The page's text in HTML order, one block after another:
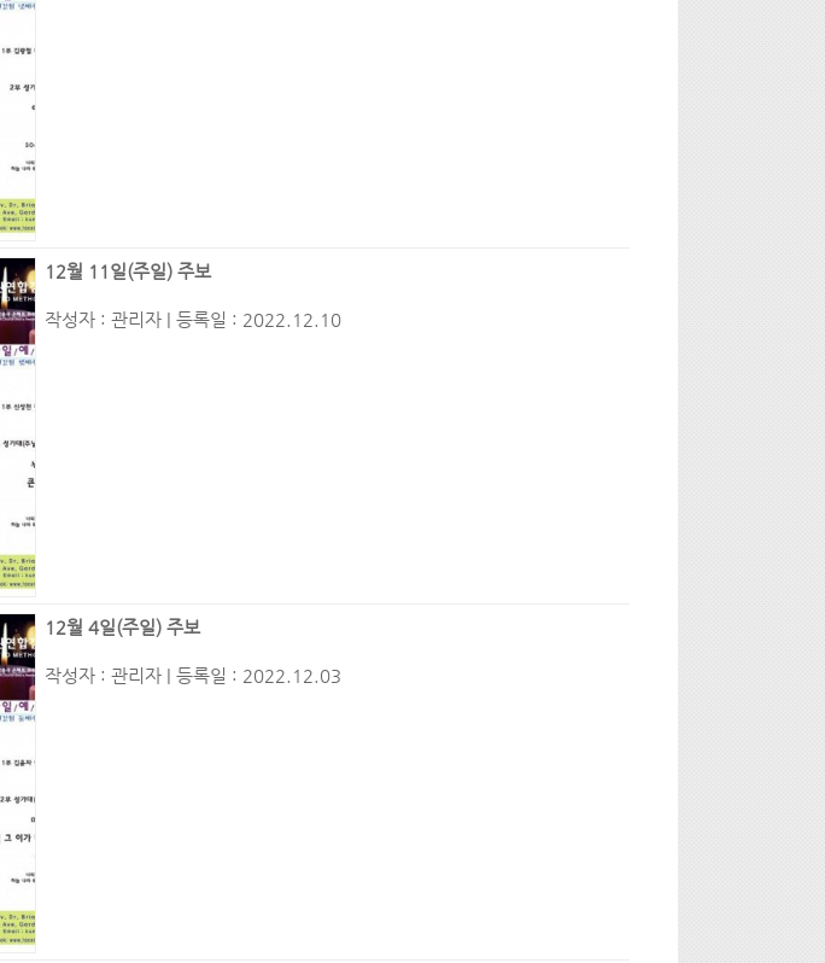
12월 11일(주일) 주보
작성자 : 관리자| 등록일 : 2022.12.10
12월 4일(주일) 주보
작성자 : 관리자| 등록일 : 2022.12.03